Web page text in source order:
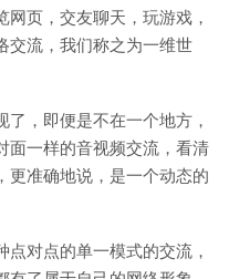
页，交友聊天，玩游戏，
交流，我们称之为一维世
，即便是不在一个地方，
面一样的音视频交流，看清
更准确地说，是一个动态的
对点的单一模式的交流，